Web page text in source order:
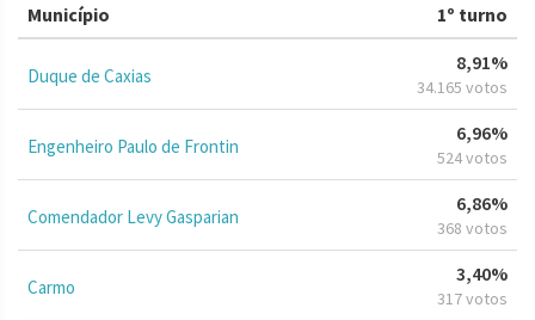
Município 1º turno
Duque de Caxias
8,91%
34.165 votos
Engenheiro Paulo de Frontin
6,96%
524 votos
Comendador Levy Gasparian
6,86%
368 votos
Carmo
3,40%
317 votos